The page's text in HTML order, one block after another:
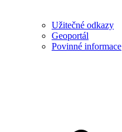
Užitečné odkazy
Geoportál
Povinné informace